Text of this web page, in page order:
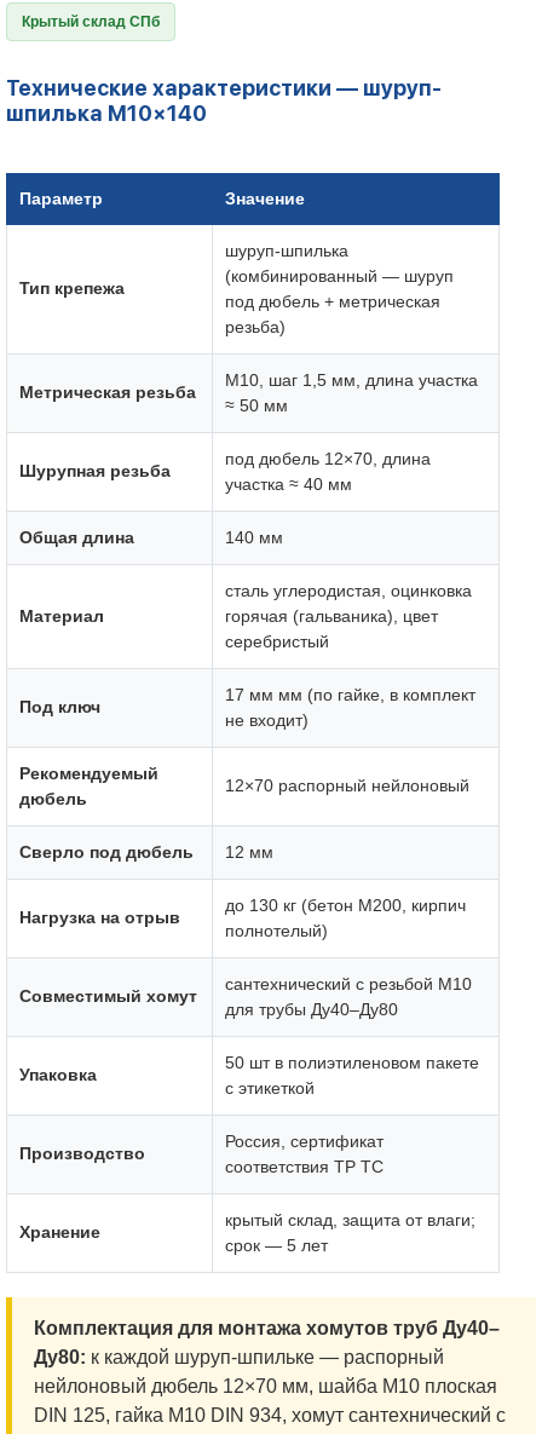
Крытый склад СПб
Технические характеристики — шуруп-
шпилька М10×140
Параметр Значение
Тип крепежа
шуруп-шпилька
(комбинированный — шуруп
под дюбель + метрическая
резьба)
Метрическая резьба
М10, шаг 1,5 мм, длина участка
≈ 50 мм
Шурупная резьба
под дюбель 12×70, длина
участка ≈ 40 мм
Общая длина 140 мм
Материал
сталь углеродистая, оцинковка
горячая (гальваника), цвет
серебристый
Под ключ
17 мм мм (по гайке, в комплект
не входит)
Рекомендуемый
дюбель
12×70 распорный нейлоновый
Сверло под дюбель 12 мм
Нагрузка на отрыв
до 130 кг (бетон М200, кирпич
полнотелый)
Совместимый хомут
сантехнический с резьбой М10
для трубы Ду40–Ду80
Упаковка
50 шт в полиэтиленовом пакете
с этикеткой
Производство
Россия, сертификат
соответствия ТР ТС
Хранение
крытый склад, защита от влаги;
срок — 5 лет
Комплектация для монтажа хомутов труб Ду40–
Ду80: к каждой шуруп-шпильке — распорный
нейлоновый дюбель 12×70 мм, шайба М10 плоская
DIN 125, гайка М10 DIN 934, хомут сантехнический с